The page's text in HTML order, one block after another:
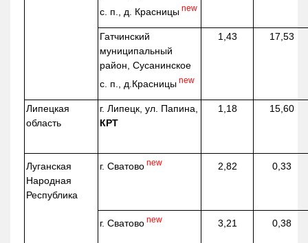
с. п., д. Красницы new
Гатчинский
муниципальный
район, Сусанинское
с. п., д.Красницы new
1,43 17,53
Липецкая
область
г. Липецк, ул. Папина,
КРТ
1,18 15,60
Луганская
Народная
Республика
г. Сватово new 2,82 0,33
г. Сватово new 3,21 0,38